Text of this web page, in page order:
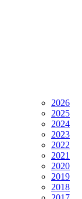
2026
2025
2024
2023
2022
2021
2020
2019
2018